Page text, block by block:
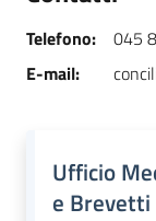
Telefono:
045
E-mail:
Ufficio
e Brevetti